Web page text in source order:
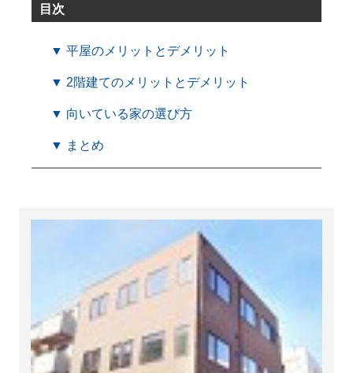
目次
▼ 平屋のメリットとデメリット
▼ 2階建てのメリットとデメリット
▼ 向いている家の選び方
▼ まとめ